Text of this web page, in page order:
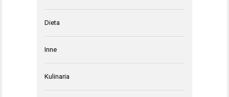
Dieta
Inne
Kulinaria